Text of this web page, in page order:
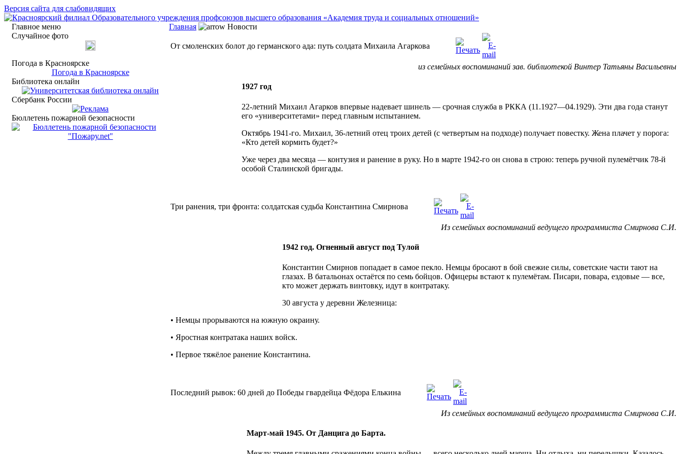
Версия сайта для слабовидящих
Главное меню
Случайное фото
Погода в Красноярске
Погода в Красноярске
Библиотека онлайн
Сбербанк России
Бюллетень пожарной безопасности
Главная Новости
От смоленских болот до германского ада: путь солдата Михаила Агаркова
из семейных воспоминаний зав. библиотекой Винтер Татьяны Васильевны
1927 год
22-летний Михаил Агарков впервые надевает шинель — срочная служба в РККА (11.1927—04.1929). Эти два года станут
его «университетами» перед главным испытанием.
Октябрь 1941-го. Михаил, 36-летний отец троих детей (с четвертым на подходе) получает повестку. Жена плачет у порога:
«Кто детей кормить будет?»
Уже через два месяца — контузия и ранение в руку. Но в марте 1942-го он снова в строю: теперь ручной пулемётчик 78-й
особой Сталинской бригады.
Три ранения, три фронта: солдатская судьба Константина Смирнова
Из семейных воспоминаний ведущего программиста Смирнова С.И.
1942 год. Огненный август под Тулой
Константин Смирнов попадает в самое пекло. Немцы бросают в бой свежие силы, советские части тают на
глазах. В батальонах остаётся по семь бойцов. Офицеры встают к пулемётам. Писари, повара, ездовые — все,
кто может держать винтовку, идут в контратаку.
30 августа у деревни Железница:
• Немцы прорываются на южную окраину.
• Яростная контратака наших войск.
• Первое тяжёлое ранение Константина.
Последний рывок: 60 дней до Победы гвардейца Фёдора Елькина
Из семейных воспоминаний ведущего программиста Смирнова С.И.
Март-май 1945. От Данцига до Барта.